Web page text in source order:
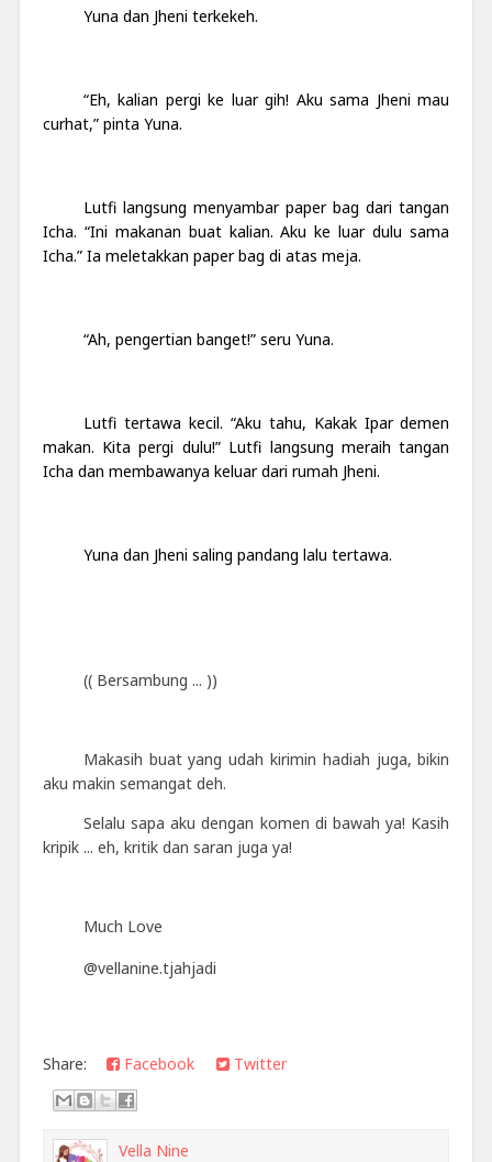
Yuna dan Jheni terkekeh.
“Eh, kalian pergi ke luar gih! Aku sama Jheni mau
curhat,” pinta Yuna.
Lutfi langsung menyambar paper bag dari tangan
Icha. “Ini makanan buat kalian. Aku ke luar dulu sama
Icha.” Ia meletakkan paper bag di atas meja.
“Ah, pengertian banget!” seru Yuna.
Lutfi tertawa kecil. “Aku tahu, Kakak Ipar demen
makan. Kita pergi dulu!” Lutfi langsung meraih tangan
Icha dan membawanya keluar dari rumah Jheni.
Yuna dan Jheni saling pandang lalu tertawa.
(( Bersambung ... ))
Makasih buat yang udah kirimin hadiah juga, bikin
aku makin semangat deh.
Selalu sapa aku dengan komen di bawah ya! Kasih
kripik ... eh, kritik dan saran juga ya!
Much Love
@vellanine.tjahjadi
Share: Facebook Twitter
Vella Nine